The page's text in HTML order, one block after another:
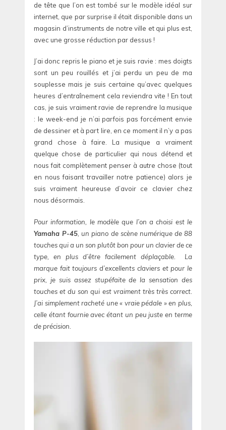
de tête que l’on est tombé sur le modèle idéal sur
internet, que par surprise il était disponible dans un
magasin d’instruments de notre ville et qui plus est,
avec une grosse réduction par dessus !
J’ai donc repris le piano et je suis ravie : mes doigts
sont un peu rouillés et j’ai perdu un peu de ma
souplesse mais je suis certaine qu’avec quelques
heures d’entraînement cela reviendra vite ! En tout
cas, je suis vraiment ravie de reprendre la musique
: le week-end je n’ai parfois pas forcément envie
de dessiner et à part lire, en ce moment il n’y a pas
grand chose à faire. La musique a vraiment
quelque chose de particulier qui nous détend et
nous fait complètement penser à autre chose (tout
en nous faisant travailler notre patience) alors je
suis vraiment heureuse d’avoir ce clavier chez
nous désormais.
Pour information, le modèle que l’on a choisi est le
Yamaha P-45 , un piano de scène numérique de 88
touches qui a un son plutôt bon pour un clavier de ce
type, en plus d’être facilement déplaçable. La
marque fait toujours d’excellents claviers et pour le
prix, je suis assez stupéfaite de la sensation des
touches et du son qui est vraiment très très correct.
J’ai simplement racheté une « vraie pédale » en plus,
celle étant fournie avec étant un peu juste en terme
de précision.